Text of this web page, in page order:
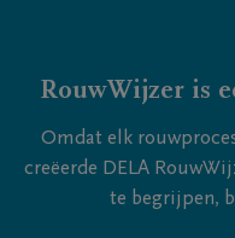
RouwWijzer is
Omdat elk
creëerde DELA
te begrijpen,